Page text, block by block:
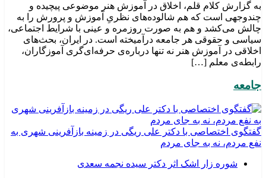
به گزارش کلام قلم، اخلاق در آموزش هنر موضوعی پیچیده و
چندوجهی است که هم شالوده‌های نظریِ آموزش و پرورش را به
چالش می‌کشد و هم به صورت روزمره و عینی با شرایط اجتماعی،
سیاسی و حقوقی هر جامعه درآمیخته است‌. در ایران، بحث‌های
اخلاقی در آموزش هنر نه تنها درباره‌ی حرفه‌ای‌گری آموزگاران،
رابطه‌ی معلم […]
جامعه
گفتگوی اختصاصی با دکتر علی ریگی در زمینه بازآفرینی شهری به
نفع مردم، نه به جای مردم
شوره زار اشک اثر دکتر سیده نجمه سعدی